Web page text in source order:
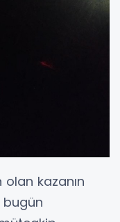
kazanın
bugün